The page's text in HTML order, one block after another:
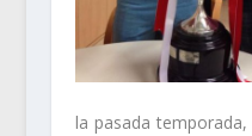
la pasada